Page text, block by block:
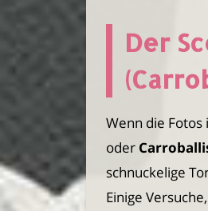
Der
Wenn die
oder
schnuckelige
Einige